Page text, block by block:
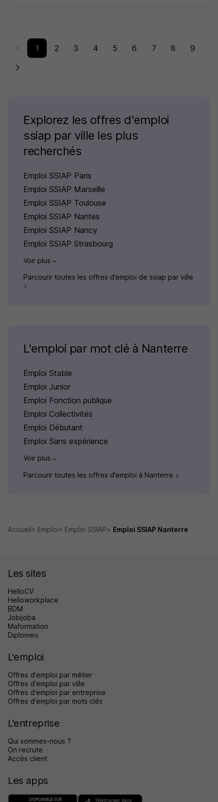
1 2 3 4 5 6 7 8 9
Explorez les offres d'emploi
ssiap par ville les plus
recherchés
Emploi SSIAP Paris
Emploi SSIAP Marseille
Emploi SSIAP Toulouse
Emploi SSIAP Nantes
Emploi SSIAP Nancy
Emploi SSIAP Strasbourg
Voir plus
Parcourir toutes les offres d’emploi de ssiap par ville
L'emploi par mot clé à Nanterre
Emploi Stable
Emploi Junior
Emploi Fonction publique
Emploi Collectivités
Emploi Débutant
Emploi Sans expérience
Voir plus
Parcourir toutes les offres d’emploi à Nanterre
Accueil Emploi Emploi SSIAP Emploi SSIAP Nanterre
Les sites
HelloCV
Helloworkplace
BDM
Jobijoba
Maformation
Diplomeo
L'emploi
Offres d'emploi par métier
Offres d'emploi par ville
Offres d'emploi par entreprise
Offres d'emploi par mots clés
L'entreprise
Qui sommes-nous ?
On recrute
Accès client
Les apps